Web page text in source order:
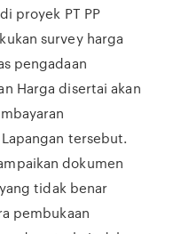
proyek PT PP
survey harga
pengadaan
Harga disertai akan
tersebut.
dokumen
tidak benar
pembukaan